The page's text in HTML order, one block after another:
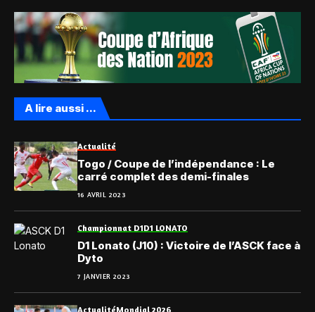
A lire aussi ...
Actualité
Togo / Coupe de l’indépendance : Le
carré complet des demi-finales
16 AVRIL 2023
Championnat D1D1 LONATO
D1 Lonato (J10) : Victoire de l’ASCK face à
Dyto
7 JANVIER 2023
ActualitéMondial 2026